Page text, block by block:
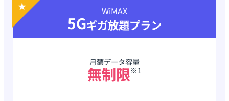
WiMAX
5Gギガ放題プラン
月額データ容量
無制限※1